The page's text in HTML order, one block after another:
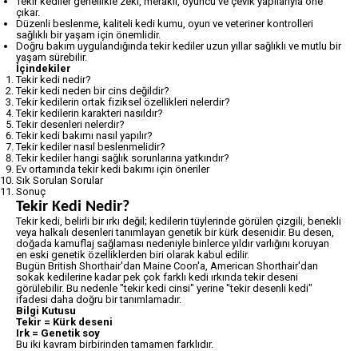
çıkar.
Düzenli beslenme, kaliteli kedi kumu, oyun ve veteriner kontrolleri
sağlıklı bir yaşam için önemlidir.
Doğru bakım uygulandığında tekir kediler uzun yıllar sağlıklı ve mutlu bir
yaşam sürebilir.
İçindekiler
Tekir kedi nedir?
Tekir kedi neden bir cins değildir?
Tekir kedilerin ortak fiziksel özellikleri nelerdir?
Tekir kedilerin karakteri nasıldır?
Tekir desenleri nelerdir?
Tekir kedi bakımı nasıl yapılır?
Tekir kediler nasıl beslenmelidir?
Tekir kediler hangi sağlık sorunlarına yatkındır?
Ev ortamında tekir kedi bakımı için öneriler
Sık Sorulan Sorular
Sonuç
Tekir Kedi Nedir?
Tekir kedi, belirli bir ırkı değil; kedilerin tüylerinde görülen çizgili, benekli
veya halkalı desenleri tanımlayan genetik bir kürk desenidir. Bu desen,
doğada kamuflaj sağlaması nedeniyle binlerce yıldır varlığını koruyan
en eski genetik özelliklerden biri olarak kabul edilir.
Bugün British Shorthair'dan Maine Coon'a, American Shorthair'dan
sokak kedilerine kadar pek çok farklı kedi ırkında tekir deseni
görülebilir. Bu nedenle "tekir kedi cinsi" yerine "tekir desenli kedi"
ifadesi daha doğru bir tanımlamadır.
Bilgi Kutusu
Tekir = Kürk deseni
Irk = Genetik soy
Bu iki kavram birbirinden tamamen farklıdır.